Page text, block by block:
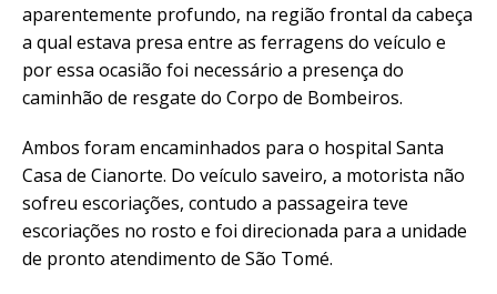
aparentemente profundo, na região frontal da cabeça
a qual estava presa entre as ferragens do veículo e
por essa ocasião foi necessário a presença do
caminhão de resgate do Corpo de Bombeiros.
Ambos foram encaminhados para o hospital Santa
Casa de Cianorte. Do veículo saveiro, a motorista não
sofreu escoriações, contudo a passageira teve
escoriações no rosto e foi direcionada para a unidade
de pronto atendimento de São Tomé.